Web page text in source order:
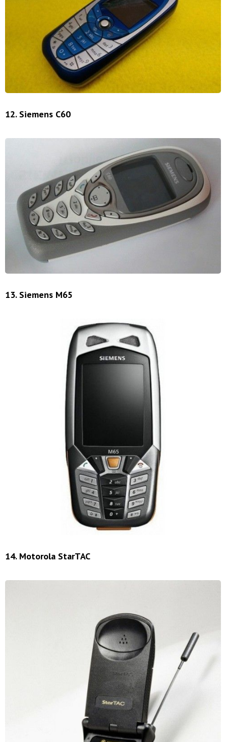
12. Siemens C60
13. Siemens M65
14. Motorola StarTAC